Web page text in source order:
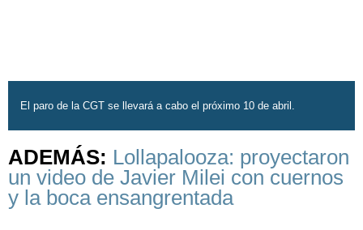
El paro de la CGT se llevará a cabo el próximo 10 de abril.
ADEMÁS: Lollapalooza: proyectaron
un video de Javier Milei con cuernos
y la boca ensangrentada